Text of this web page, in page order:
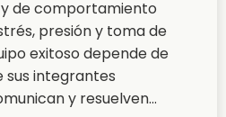
de comportamiento
presión y toma de
exitoso depende de
sus integrantes
y resuelven...